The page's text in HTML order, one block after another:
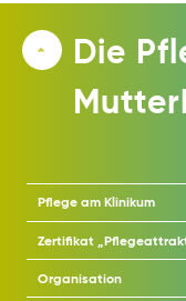
Die
Pflege am Klinikum
Zertifikat
Organisation